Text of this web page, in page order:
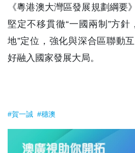
《粵港澳大灣區發展規劃綱要
堅定不移貫徹“一國兩制”方針
地”定位，強化與深合區聯動
好融入國家發展大局。
#賀一誠 #穗澳